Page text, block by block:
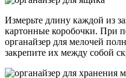
Измерьте длину каждой из
картонные коробочки. При
органайзер для мелочей
закрепите их между собой